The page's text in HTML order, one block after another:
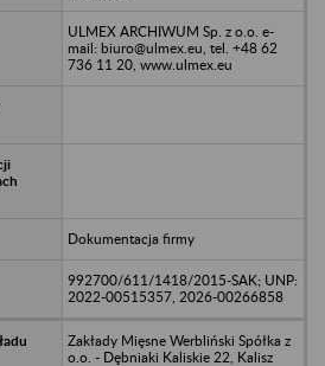
ULMEX ARCHIWUM Sp. z o.o. e-
mail: biuro@ulmex.eu, tel. +48 62
736 11 20, www.ulmex.eu
Dokumentacja firmy
992700/611/1418/2015-SAK; UNP:
2022-00515357, 2026-00266858
Zakłady Mięsne Werbliński Spółka z
o.o. - Dębniaki Kaliskie 22, Kalisz